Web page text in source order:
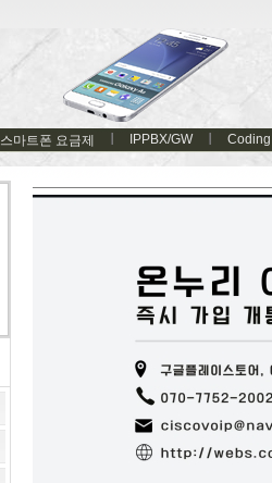
스마트폰 요금제 IPPBX/GW Coding